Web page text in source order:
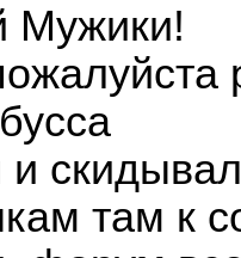
Мужики!
там к